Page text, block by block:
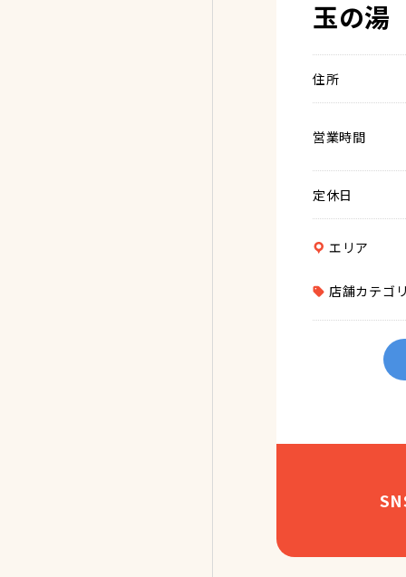
玉の湯
住所
営業時間
定休日
エリア
店舗カテゴ